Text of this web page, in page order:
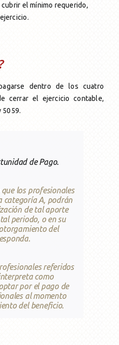
el mínimo requerido,
dentro de los cuatro
cerrar el ejercicio contable,
5059.
de Pago.
los profesionales
categoría A, podrán
de tal aporte
periodo, o en su
del
referidos
como
por el pago de
al momento
del beneficio.